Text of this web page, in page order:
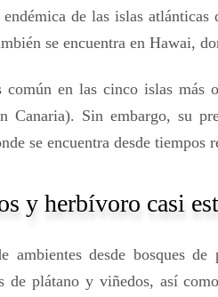
de las islas
se encuentra en Hawai,
común en las cinco islas
Canaria). Sin embargo, su
se encuentra desde tiempos
y herbívoro casi
ambientes desde bosques de
de plátano y viñedos, así